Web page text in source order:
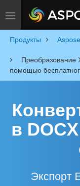
Toggle navigation
Продукты
Преобразование
помощью
в
Экспорт